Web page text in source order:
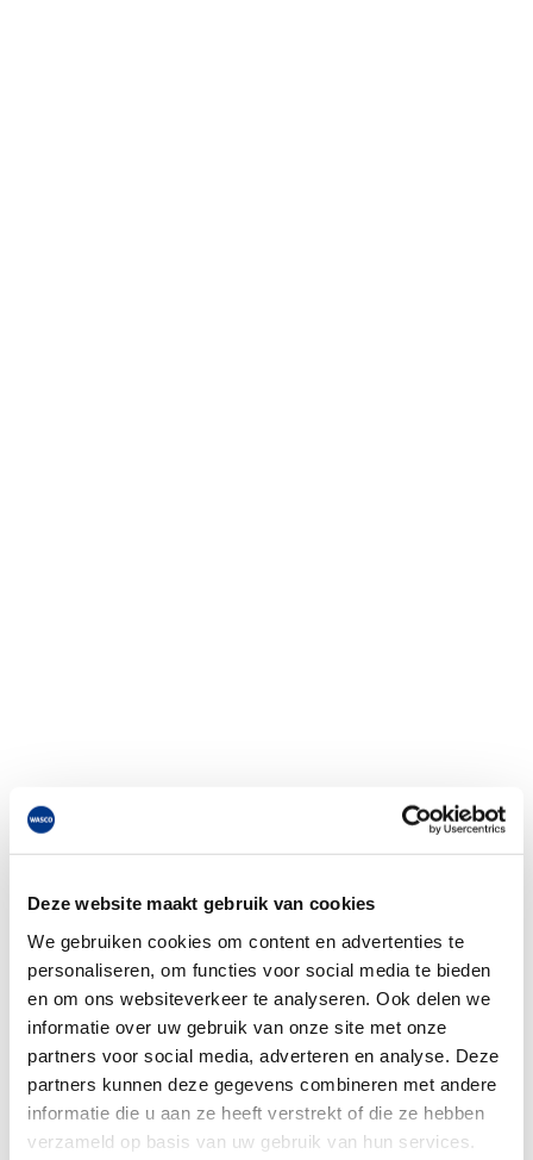
Deze website maakt gebruik van cookies
We gebruiken cookies om content en advertenties te
personaliseren, om functies voor social media te bieden
en om ons websiteverkeer te analyseren. Ook delen we
informatie over uw gebruik van onze site met onze
partners voor social media, adverteren en analyse. Deze
partners kunnen deze gegevens combineren met andere
informatie die u aan ze heeft verstrekt of die ze hebben
verzameld op basis van uw gebruik van hun services.